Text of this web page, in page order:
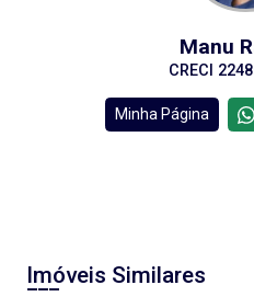
Manu
CRECI
Minha Página
Imóveis Similares